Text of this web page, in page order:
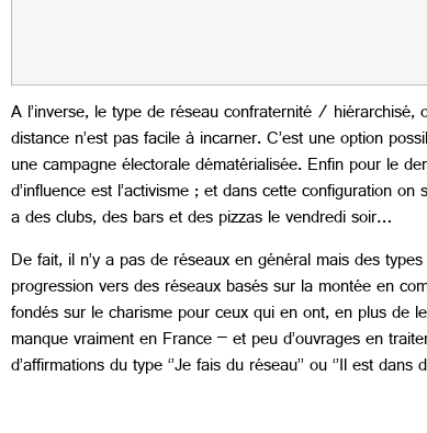
A l’inverse, le type de réseau confraternité /
distance n’est pas facile à incarner. C’est une option
une campagne électorale dématérialisée. Enfin pour le
d’influence est l’activisme ; et dans cette configuration
a des clubs, des bars et des pizzas le vendredi soir…
De fait, il n’y a pas de réseaux en général mais des
progression vers des réseaux basés sur la montée en
fondés sur le charisme pour ceux qui en ont, en plus de
manque vraiment en France – et peu d’ouvrages en
d’affirmations du type ‘’Je fais du réseau’’ ou ‘’Il est